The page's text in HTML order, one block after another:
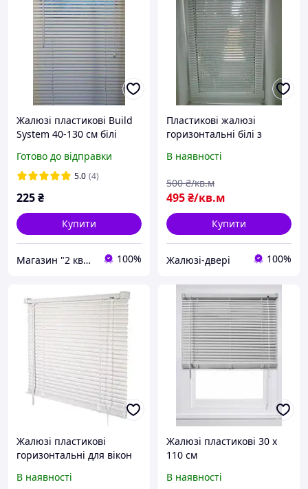
Жалюзі пластикові Build
System 40-130 см білі
Готово до відправки
5.0 (4)
225₴
Купити
Магазин "2 квартал" 100%
Пластикові жалюзі
горизонтальні білі з
В наявності
495₴/кв.м
500 ₴/кв.м
Купити
Жалюзі-двері 100%
Жалюзі пластикові
горизонтальні для вікон
В наявності
Жалюзі пластикові 30 х
110 см
В наявності